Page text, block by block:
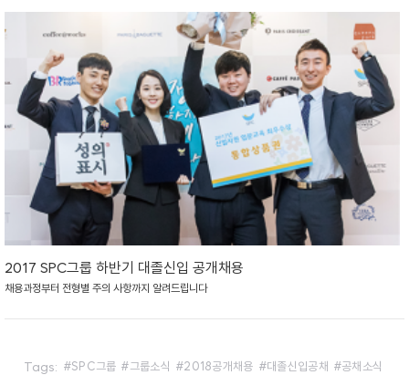
2017 SPC그룹 하반기 대졸신입 공개채용
채용과정부터 전형별 주의 사항까지 알려드립니다
Tags: SPC그룹 그룹소식 2018공개채용 대졸신입공채
공채소식